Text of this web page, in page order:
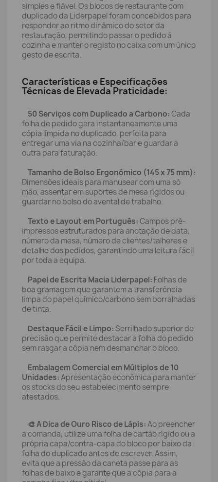
simples e fiável. Os blocos de restaurante com
duplicado da Liderpapel foram concebidos para
responder ao ritmo dinâmico do setor da
restauração, permitindo passar o pedido à
cozinha e manter o registo no caixa com um único
gesto de escrita.
Características e Especificações
Técnicas de Elevada Praticidade:
50 Serviços com Duplicado a Carbono:Cada
folha de pedido gera instantaneamente uma
cópia límpida no duplicado, perfeita para
entregar uma via na cozinha/bar e guardar a
outra para faturação.
Tamanho de Bolso Ergonómico (145 x 75 mm):
Dimensões ideais para manusear com uma só
mão, assentar em suportes de mesa rígidos ou
guardar no bolso do avental de trabalho.
Texto e Layout em Português:Campos pré-
impressos estruturados para anotação de data,
número da mesa, número de clientes/talheres e
detalhe dos pedidos, garantindo uma leitura fácil
por toda a equipa.
Papel de Escrita Macia Liderpapel: Folhas de
boa gramagem que garantem a transferência
limpa do papel químico/carbono sem borralhadas
de tinta.
Destaque Fácil e Limpo: Serrilhado superior de
precisão que permite destacar a folha do pedido
sem rasgar a cópia nem desmanchar o bloco.
Embalagem Comercial em Múltiplos de 10
Unidades:Apresentação económica para manter
os stocks do seu estabelecimento sempre
atestados.
🎨 A Dica de Ouro Risco de Lápis:Ao preencher
a comanda, utilize uma folha de cartão rígido ou a
própria capa/contra-capa do bloco por baixo da
folha do duplicado antes de escrever. Assim,
evita que a pressão da caneta passe para as
folhas de baixo e garante que a cópia para a